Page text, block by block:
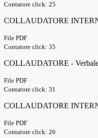
Contatore click: 25
COLLAUDATORE
File PDF
Contatore click: 35
COLLAUDATORE -
File PDF
Contatore click: 31
COLLAUDATORE
File PDF
Contatore click: 26